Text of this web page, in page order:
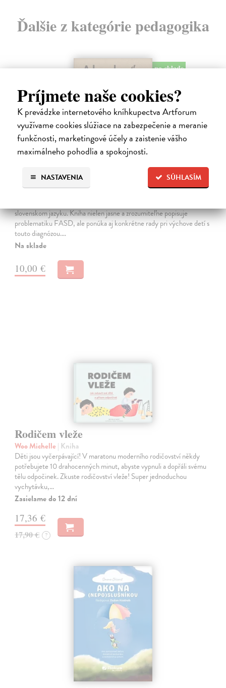
Príjmete naše cookies?
K prevádzke internetového kníhkupectva Artforum
využívame cookies slúžiace na zabezpečenie a meranie
funkčnosti, marketingové účely a zaistenie vášho
maximálneho pohodlia a spokojnosti.
SÚHLASÍM
NASTAVENIA
Ďalšie z kategórie pedagogika
na sklade
Ako byť rodičom dieťaťa s FASD
slovenskom jazyku. Kniha nielen jasne a zrozumiteľne popisuje
problematiku FASD, ale ponúka aj konkrétne rady pri výchove detí s
touto diagnózou.…
Na sklade
10,00 €
Rodičem vleže
Woo Michelle | Kniha
Děti jsou vyčerpávající! V maratonu moderního rodičovství někdy
potřebujete 10 drahocenných minut, abyste vypnuli a dopřáli svému
tělu odpočinek. Zkuste rodičovství vleže! Super jednoduchou
vychytávku,…
Zasielame do 12 dní
17,36 €
17,90 € ?